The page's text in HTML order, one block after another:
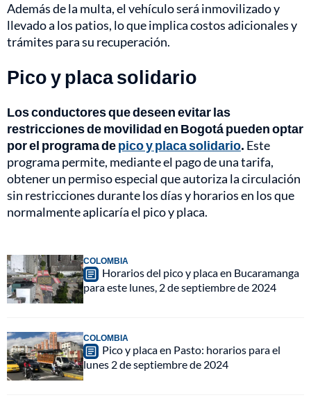
Además de la multa, el vehículo será inmovilizado y
llevado a los patios, lo que implica costos adicionales y
trámites para su recuperación.
Pico y placa solidario
Los conductores que deseen evitar las
restricciones de movilidad en Bogotá pueden optar
por el programa depico y placa solidario. Este
programa permite, mediante el pago de una tarifa,
obtener un permiso especial que autoriza la circulación
sin restricciones durante los días y horarios en los que
normalmente aplicaría el pico y placa.
COLOMBIA
Horarios del pico y placa en Bucaramanga
para este lunes, 2 de septiembre de 2024
COLOMBIA
Pico y placa en Pasto: horarios para el
lunes 2 de septiembre de 2024